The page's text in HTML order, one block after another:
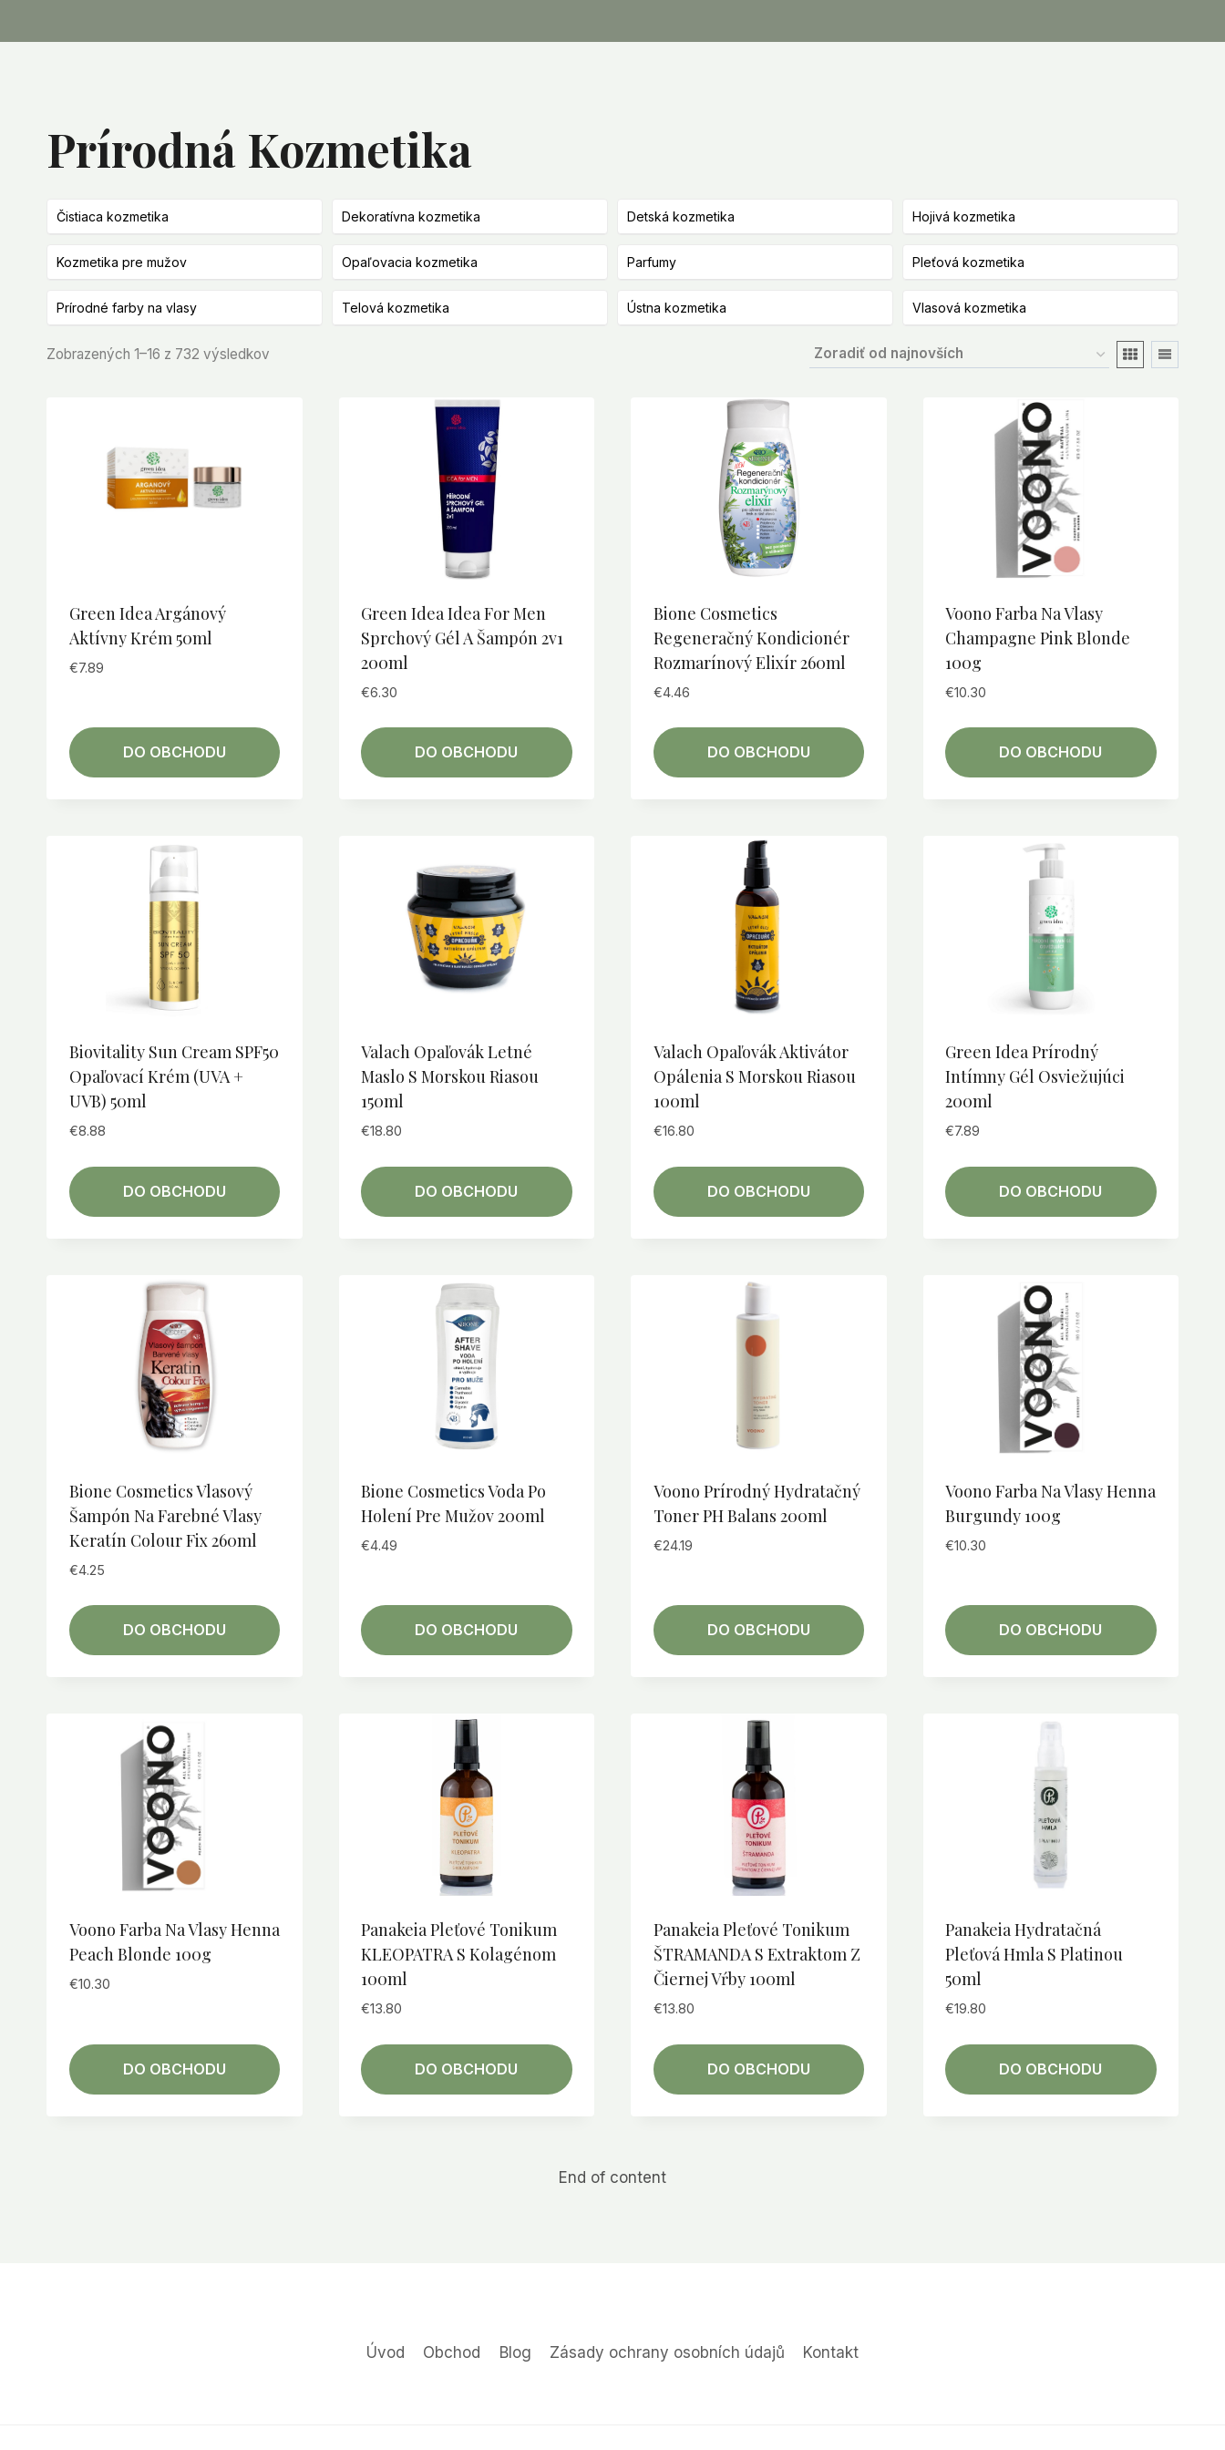
Prírodná Kozmetika
Čistiaca kozmetika Dekoratívna kozmetika Detská kozmetika Hojivá kozmetika
Kozmetika pre mužov Opaľovacia kozmetika Parfumy Pleťová kozmetika
Prírodné farby na vlasy Telová kozmetika Ústna kozmetika Vlasová kozmetika
Zobrazených 1–16 z 732 výsledkov
Green Idea Argánový
Aktívny Krém 50ml
€7.89
DO OBCHODU
Green Idea Idea For Men
Sprchový Gél A Šampón 2v1
200ml
€6.30
DO OBCHODU
Bione Cosmetics
Regeneračný Kondicionér
Rozmarínový Elixír 260ml
€4.46
DO OBCHODU
Voono Farba Na Vlasy
Champagne Pink Blonde
100g
€10.30
DO OBCHODU
Biovitality Sun Cream SPF50
Opaľovací Krém (UVA +
UVB) 50ml
€8.88
DO OBCHODU
Valach Opaľovák Letné
Maslo S Morskou Riasou
150ml
€18.80
DO OBCHODU
Valach Opaľovák Aktivátor
Opálenia S Morskou Riasou
100ml
€16.80
DO OBCHODU
Green Idea Prírodný
Intímny Gél Osviežujúci
200ml
€7.89
DO OBCHODU
Bione Cosmetics Vlasový
Šampón Na Farebné Vlasy
Keratín Colour Fix 260ml
€4.25
DO OBCHODU
Bione Cosmetics Voda Po
Holení Pre Mužov 200ml
€4.49
DO OBCHODU
Voono Prírodný Hydratačný
Toner PH Balans 200ml
€24.19
DO OBCHODU
Voono Farba Na Vlasy Henna
Burgundy 100g
€10.30
DO OBCHODU
Voono Farba Na Vlasy Henna
Peach Blonde 100g
€10.30
DO OBCHODU
Panakeia Pleťové Tonikum
KLEOPATRA S Kolagénom
100ml
€13.80
DO OBCHODU
Panakeia Pleťové Tonikum
ŠTRAMANDA S Extraktom Z
Čiernej Vŕby 100ml
€13.80
DO OBCHODU
Panakeia Hydratačná
Pleťová Hmla S Platinou
50ml
€19.80
DO OBCHODU
End of content
Úvod Obchod Blog Zásady ochrany osobních údajů Kontakt